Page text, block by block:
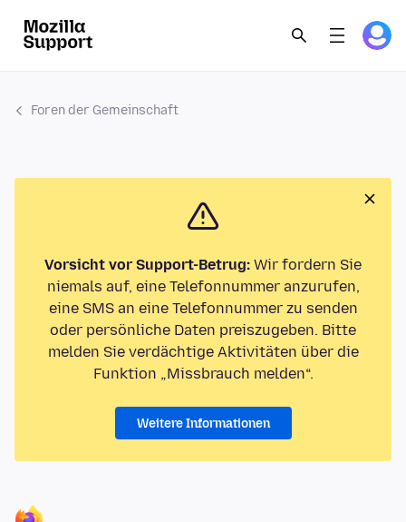
Foren der Gemeinschaft
Vorsicht vor Support-Betrug: Wir fordern Sie
niemals auf, eine Telefonnummer anzurufen,
eine SMS an eine Telefonnummer zu senden
oder persönliche Daten preiszugeben. Bitte
melden Sie verdächtige Aktivitäten über die
Funktion „Missbrauch melden“.
Weitere Informationen